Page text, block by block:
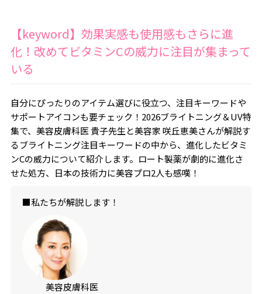
【keyword】効果実感も使用感もさらに進
化！改めてビタミンCの威力に注目が集まって
いる
自分にぴったりのアイテム選びに役立つ、注目キーワードや
サポートアイコンも要チェック！2026ブライトニング＆UV特
集で、美容皮膚科医 貴子先生と美容家 咲丘恵美さんが解説す
るブライトニング注目キーワードの中から、進化したビタミ
ンCの威力について紹介します。ロート製薬が劇的に進化さ
せた処方、日本の技術力に美容プロ2人も感嘆！
■私たちが解説します！
美容皮膚科医